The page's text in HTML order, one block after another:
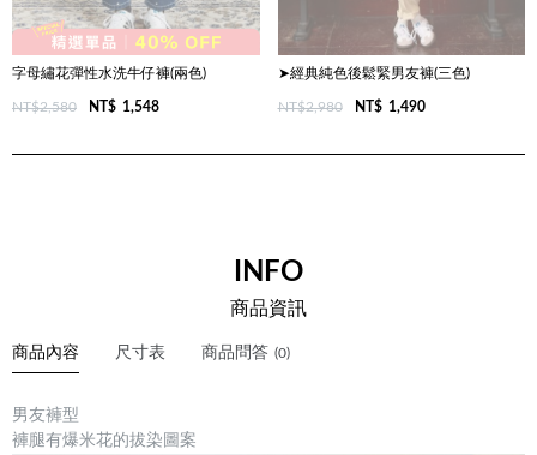
字母繡花彈性水洗牛仔褲(兩色)
NT$2,580 NT$ 1,548
➤經典純色後鬆緊男友褲(三色)
NT$2,980 NT$ 1,490
INFO
商品資訊
商品內容 尺寸表 商品問答 (0)
男友褲型
褲腿有爆米花的拔染圖案